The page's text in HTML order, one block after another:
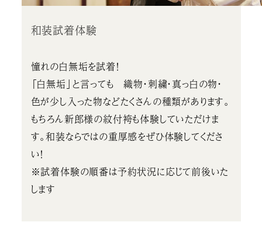
和装試着体験
憧れの白無垢を試着！
「白無垢」と言っても 織物・刺繍・真っ白の物・
色が少し入った物などたくさんの種類があります。
もちろん新郎様の紋付袴も体験していただけま
す。和装ならではの重厚感をぜひ体験してくださ
い！
※試着体験の順番は予約状況に応じて前後いた
します